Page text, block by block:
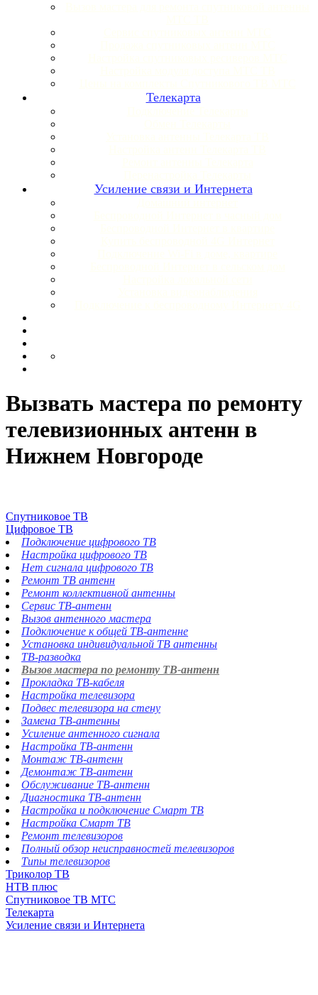
Телекарта
Усиление связи и Интернета
Вызвать мастера по ремонту
телевизионных антенн в
Нижнем Новгороде
Спутниковое ТВ
Цифровое ТВ
Подключение цифрового ТВ
Настройка цифрового ТВ
Нет сигнала цифрового ТВ
Ремонт ТВ антенн
Ремонт коллективной антенны
Сервис ТВ-антенн
Вызов антенного мастера
Подключение к общей ТВ-антенне
Установка индивидуальной ТВ антенны
ТВ-разводка
Вызов мастера по ремонту ТВ-антенн
Прокладка ТВ-кабеля
Настройка телевизора
Подвес телевизора на стену
Замена ТВ-антенны
Усиление антенного сигнала
Настройка ТВ-антенн
Монтаж ТВ-антенн
Демонтаж ТВ-антенн
Обслуживание ТВ-антенн
Диагностика ТВ-антенн
Настройка и подключение Смарт ТВ
Настройка Смарт ТВ
Ремонт телевизоров
Полный обзор неисправностей телевизоров
Типы телевизоров
Триколор ТВ
НТВ плюс
Спутниковое ТВ МТС
Телекарта
Усиление связи и Интернета